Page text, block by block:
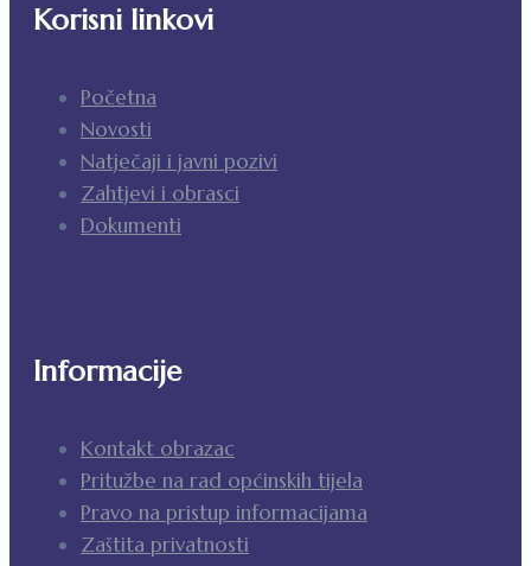
Korisni linkovi
Početna
Novosti
Natječaji i javni pozivi
Zahtjevi i obrasci
Dokumenti
Informacije
Kontakt obrazac
Pritužbe na rad općinskih tijela
Pravo na pristup informacijama
Zaštita privatnosti